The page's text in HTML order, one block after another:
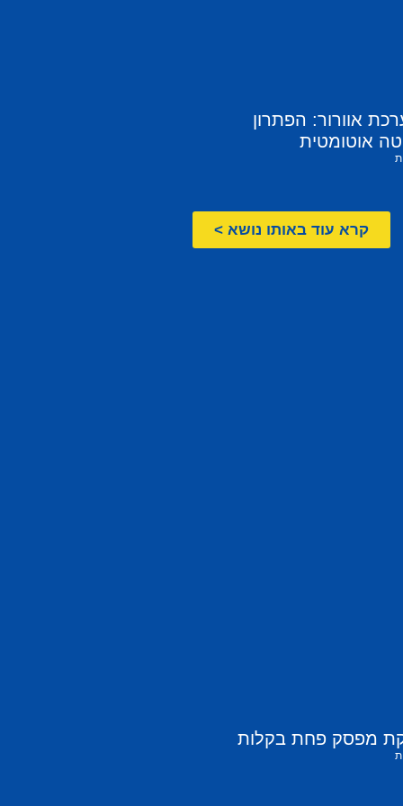
אוורור: הפתרון
אוטומטית
קרא עוד באותו נושא >
מפסק פחת בקלות